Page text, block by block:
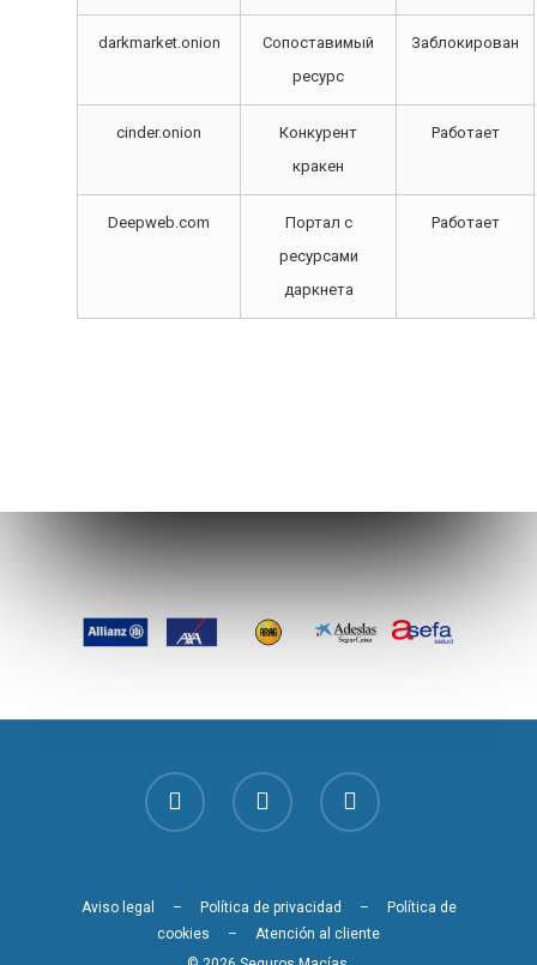
darkmarket.onion
Сопоставимый
ресурс
Заблокирован
cinder.onion
Конкурент
кракен
Работает
Deepweb.com
Портал с
ресурсами
даркнета
Работает
Aviso legal – Política de privacidad – Política de
cookies – Atención al cliente